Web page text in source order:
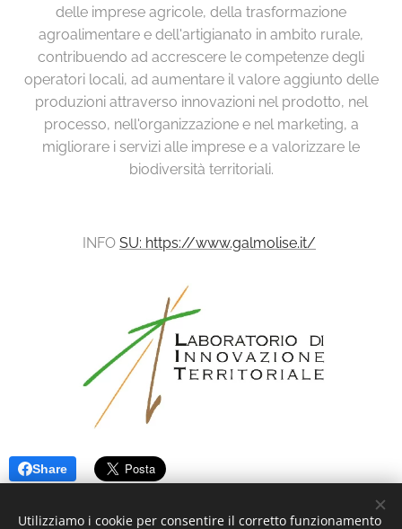
delle imprese agricole, della trasformazione
agroalimentare e dell'artigianato in ambito rurale,
contribuendo ad accrescere le competenze degli
operatori locali, ad aumentare il valore aggiunto delle
produzioni attraverso innovazioni nel prodotto, nel
processo, nell'organizzazione e nel marketing, a
migliorare i servizi alle imprese e a valorizzare le
biodiversità territoriali.
INFO SU: https://www.galmolise.it/
Share
Utilizziamo i cookie per consentire il corretto funzionamento